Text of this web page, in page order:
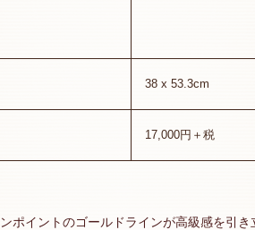
38 x 53.3cm
17,000円＋税
ポイントのゴールドラインが高級感を引